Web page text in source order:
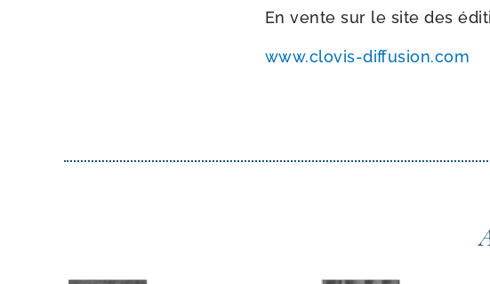
En vente sur le site des
www​.clo​vis​-dif​fu​sion​.com